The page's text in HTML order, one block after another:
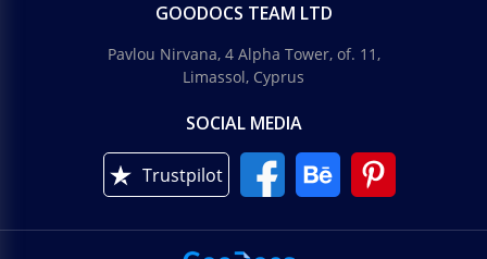
GOODOCS TEAM LTD
Pavlou Nirvana, 4 Alpha Tower, of. 11,
Limassol, Cyprus
SOCIAL MEDIA
Trustpilot